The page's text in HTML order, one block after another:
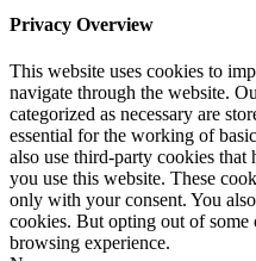
Privacy Overview
This website uses cookies to
navigate through the website.
categorized as necessary are
essential for the working of
also use third-party cookies that
you use this website. These
only with your consent. You
cookies. But opting out of
browsing experience.